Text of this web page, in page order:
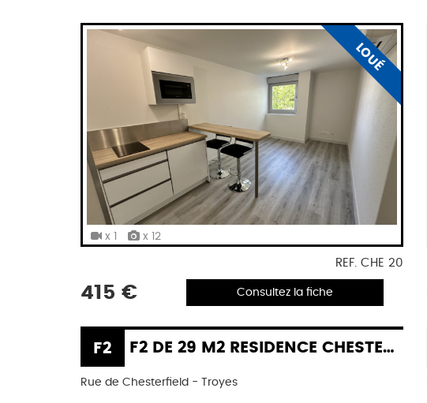
x 1 x 12
LOUÉ
REF. CHE 20
415 € Consultez la fiche
F2 F2 DE 29 M2 RESIDENCE CHESTERFIELD
Rue de Chesterfield - Troyes